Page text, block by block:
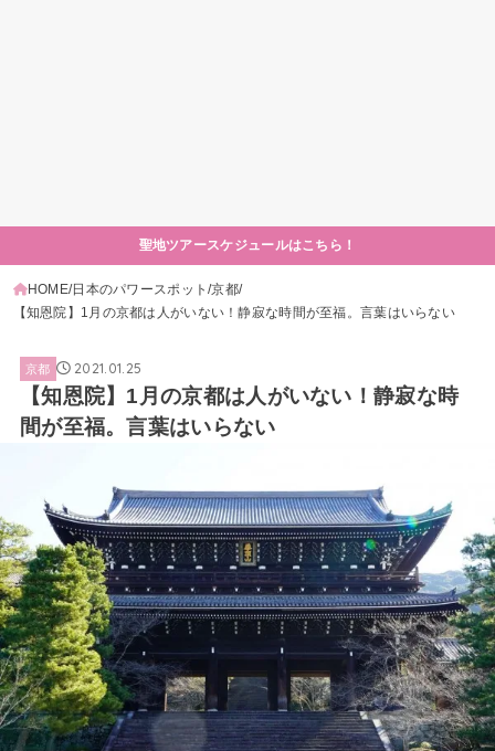
聖地ツアースケジュールはこちら！
HOME 日本のパワースポット 京都
【知恩院】1月の京都は人がいない！静寂な時間が至福。言葉はいらない
京都 2021.01.25
【知恩院】1月の京都は人がいない！静寂な時
間が至福。言葉はいらない